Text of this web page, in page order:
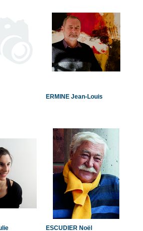
ERMINE Jean-Louis
ESCUDIER Noël